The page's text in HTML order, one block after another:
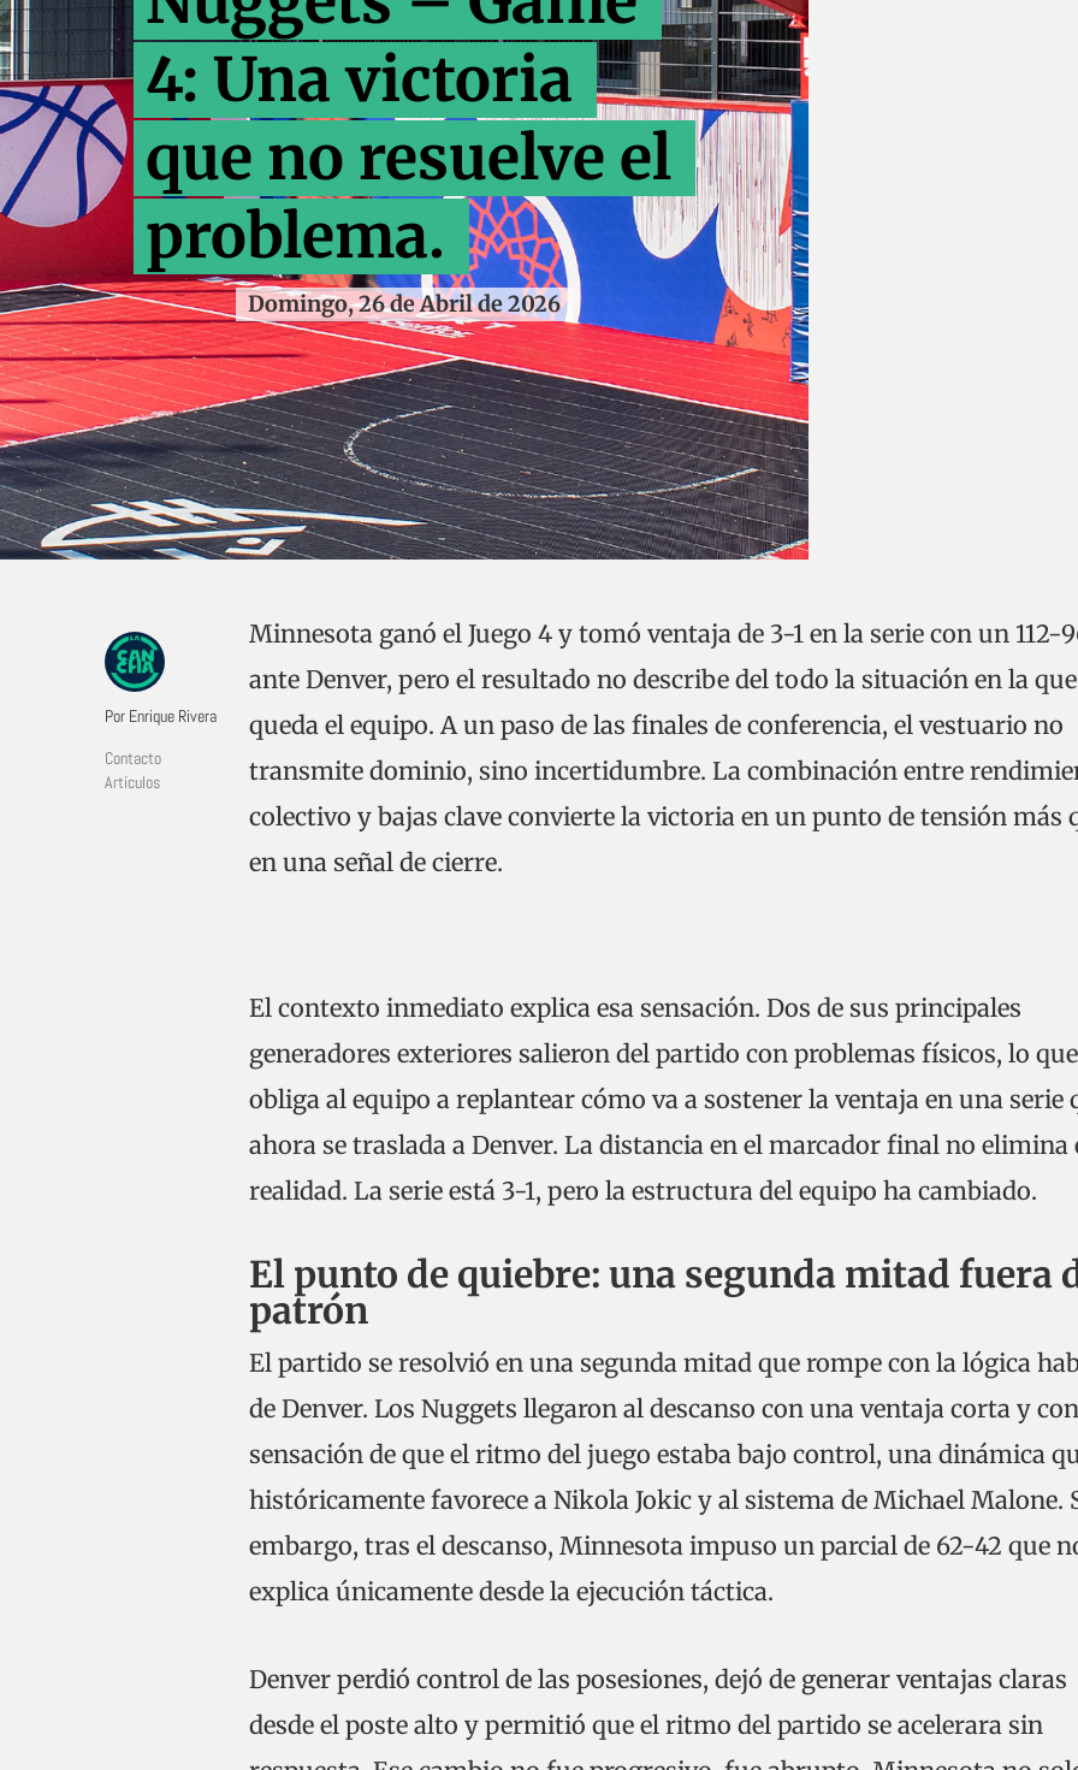
4: Una victoria
que no resuelve el
problema.
Domingo, 26 de Abril de 2026
Por Enrique Rivera
Contacto
Artículos
Minnesota ganó el Juego 4 y tomó ventaja de 3-1 en la serie con un 112-
ante Denver, pero el resultado no describe del todo la situación en la que
queda el equipo. A un paso de las finales de conferencia, el vestuario no
transmite dominio, sino incertidumbre. La combinación entre
colectivo y bajas clave convierte la victoria en un punto de tensión más
en una señal de cierre.
El contexto inmediato explica esa sensación. Dos de sus principales
generadores exteriores salieron del partido con problemas físicos, lo que
obliga al equipo a replantear cómo va a sostener la ventaja en una serie
ahora se traslada a Denver. La distancia en el marcador final no elimina
realidad. La serie está 3-1, pero la estructura del equipo ha cambiado.
El punto de quiebre: una segunda mitad fuera
patrón
El partido se resolvió en una segunda mitad que rompe con la lógica
de Denver. Los Nuggets llegaron al descanso con una ventaja corta y
sensación de que el ritmo del juego estaba bajo control, una dinámica
históricamente favorece a Nikola Jokic y al sistema de Michael Malone.
embargo, tras el descanso, Minnesota impuso un parcial de 62-42 que
explica únicamente desde la ejecución táctica.
Denver perdió control de las posesiones, dejó de generar ventajas claras
desde el poste alto y permitió que el ritmo del partido se acelerara sin